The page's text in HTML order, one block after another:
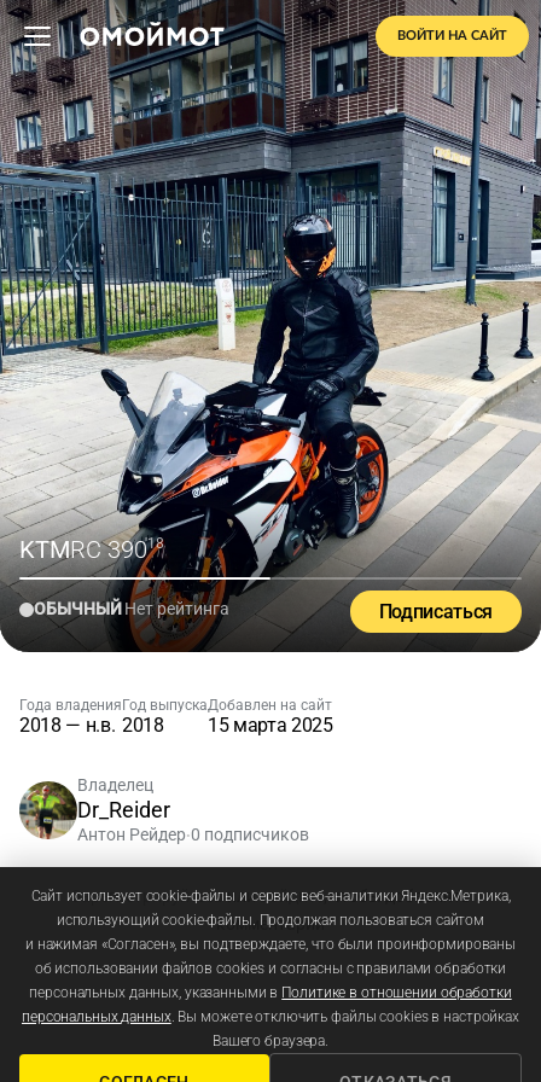
ВОЙТИ НА САЙТ
KTMRC 390'18
ОБЫЧНЫЙНет рейтинга Подписаться
Года владения
2018 — н.в.
Год выпуска
2018
Добавлен на сайт
15 марта 2025
Владелец
Dr_Reider
Антон Рейдер•0 подписчиков
Зарегистрируйтесьиливойдите, чтобы добавлять
комментарии
Сайт использует cookie-файлы и сервис веб-аналитики Яндекс.Метрика,
использующий cookie-файлы. Продолжая пользоваться сайтом
и нажимая «Согласен», вы подтверждаете, что были проинформированы
об использовании файлов cookies и согласны с правилами обработки
персональных данных, указанными в Политике в отношении обработки
персональных данных. Вы можете отключить файлы cookies в настройках
Вашего браузера.